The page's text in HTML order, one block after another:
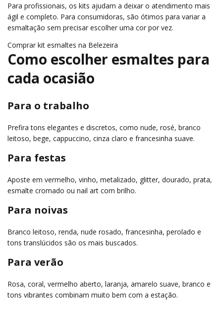
Para profissionais, os kits ajudam a deixar o atendimento mais
ágil e completo. Para consumidoras, são ótimos para variar a
esmaltação sem precisar escolher uma cor por vez.
Comprar kit esmaltes na Belezeira
Como escolher esmaltes para
cada ocasião
Para o trabalho
Prefira tons elegantes e discretos, como nude, rosé, branco
leitoso, bege, cappuccino, cinza claro e francesinha suave.
Para festas
Aposte em vermelho, vinho, metalizado, glitter, dourado, prata,
esmalte cromado ou nail art com brilho.
Para noivas
Branco leitoso, renda, nude rosado, francesinha, perolado e
tons translúcidos são os mais buscados.
Para verão
Rosa, coral, vermelho aberto, laranja, amarelo suave, branco e
tons vibrantes combinam muito bem com a estação.